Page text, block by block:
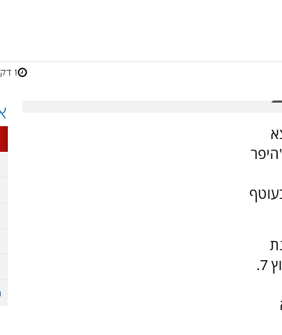
1 דקות
ישראל, אלא נגד העם היהודי", אומר חגואל בראיון לערוץ 7.